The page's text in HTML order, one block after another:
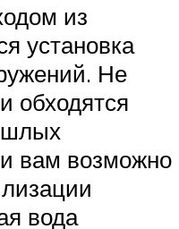
из
установка
Не
обходятся
вам возможно
вода